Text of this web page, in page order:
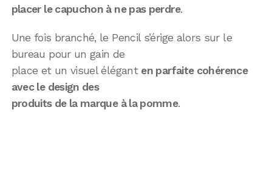
placer le capuchon à ne pas perdre.
Une fois branché, le Pencil s’érige alors sur le
bureau pour un gain de
place et un visuel élégant en parfaite cohérence
avec le design des
produits de la marque à la pomme.